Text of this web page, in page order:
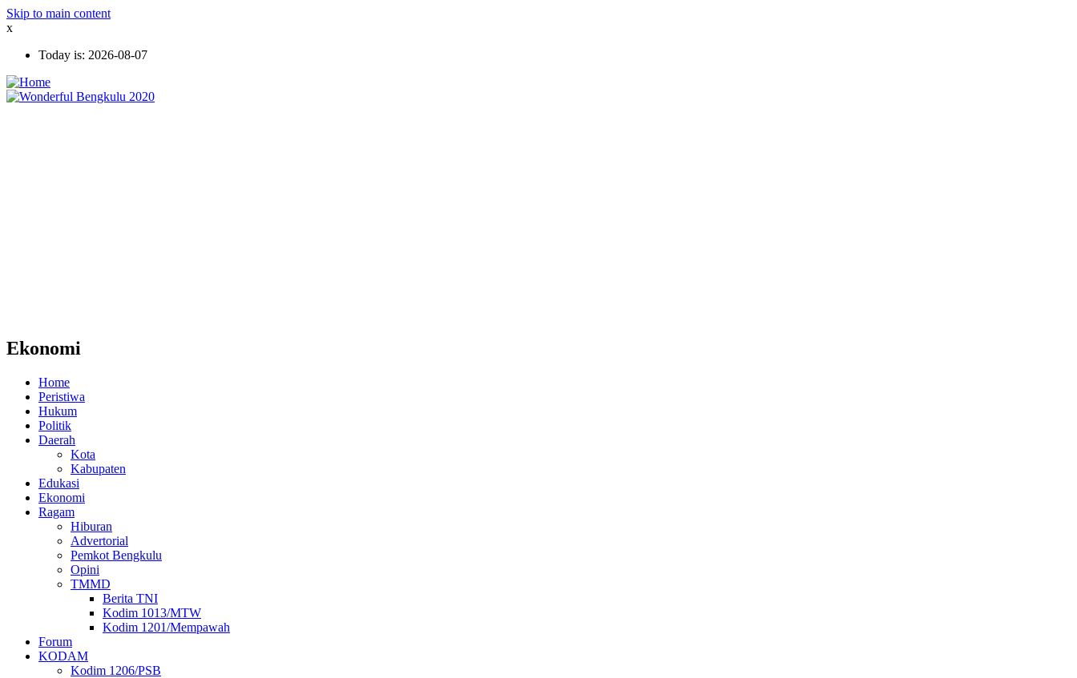
Skip to main content
x
Today is: 2026-08-07
Ekonomi
Home
Peristiwa
Hukum
Politik
Daerah
Kota
Kabupaten
Edukasi
Ekonomi
Ragam
Hiburan
Advertorial
Pemkot Bengkulu
Opini
TMMD
Berita TNI
Kodim 1013/MTW
Kodim 1201/Mempawah
Forum
KODAM
Kodim 1206/PSB